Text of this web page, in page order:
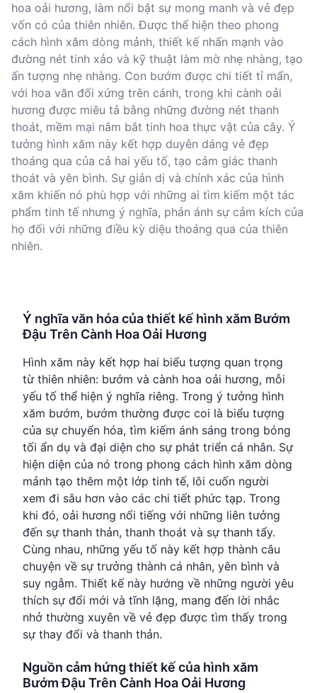
hoa oải hương, làm nổi bật sự mong manh và vẻ đẹp
vốn có của thiên nhiên. Được thể hiện theo phong
cách hình xăm dòng mảnh, thiết kế nhấn mạnh vào
đường nét tinh xảo và kỹ thuật làm mờ nhẹ nhàng, tạo
ấn tượng nhẹ nhàng. Con bướm được chi tiết tỉ mẩn,
với hoa văn đối xứng trên cánh, trong khi cành oải
hương được miêu tả bằng những đường nét thanh
thoát, mềm mại nắm bắt tinh hoa thực vật của cây. Ý
tưởng hình xăm này kết hợp duyên dáng vẻ đẹp
thoáng qua của cả hai yếu tố, tạo cảm giác thanh
thoát và yên bình. Sự giản dị và chính xác của hình
xăm khiến nó phù hợp với những ai tìm kiếm một tác
phẩm tinh tế nhưng ý nghĩa, phản ánh sự cảm kích của
họ đối với những điều kỳ diệu thoáng qua của thiên
nhiên.
Ý nghĩa văn hóa của thiết kế hình xăm Bướm
Đậu Trên Cành Hoa Oải Hương
Hình xăm này kết hợp hai biểu tượng quan trọng
từ thiên nhiên: bướm và cành hoa oải hương, mỗi
yếu tố thể hiện ý nghĩa riêng. Trong ý tưởng hình
xăm bướm, bướm thường được coi là biểu tượng
của sự chuyển hóa, tìm kiếm ánh sáng trong bóng
tối ẩn dụ và đại diện cho sự phát triển cá nhân. Sự
hiện diện của nó trong phong cách hình xăm dòng
mảnh tạo thêm một lớp tinh tế, lôi cuốn người
xem đi sâu hơn vào các chi tiết phức tạp. Trong
khi đó, oải hương nổi tiếng với những liên tưởng
đến sự thanh thản, thanh thoát và sự thanh tẩy.
Cùng nhau, những yếu tố này kết hợp thành câu
chuyện về sự trưởng thành cá nhân, yên bình và
suy ngẫm. Thiết kế này hướng về những người yêu
thích sự đổi mới và tĩnh lặng, mang đến lời nhắc
nhở thường xuyên về vẻ đẹp được tìm thấy trong
sự thay đổi và thanh thản.
Nguồn cảm hứng thiết kế của hình xăm
Bướm Đậu Trên Cành Hoa Oải Hương